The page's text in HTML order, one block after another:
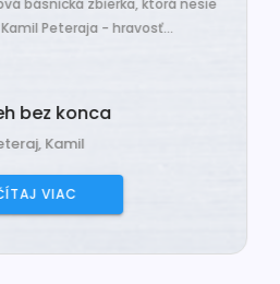
básnická zbierka, ktorá nesie
Peteraja - hravosť...
bez konca
Kamil
VIAC